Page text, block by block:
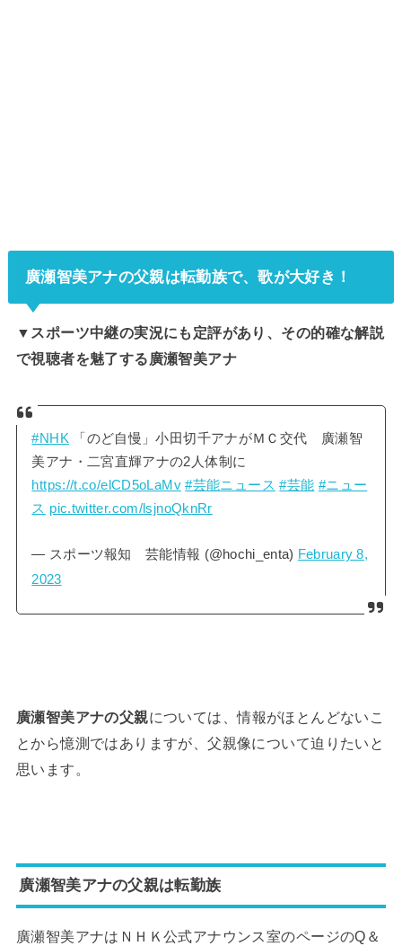
廣瀬智美アナの父親は転勤族で、歌が大好き！
▼スポーツ中継の実況にも定評があり、その的確な解説
で視聴者を魅了する廣瀬智美アナ
#NHK「のど自慢」小田切千アナがＭＣ交代 廣瀬智
美アナ・二宮直輝アナの2人体制に
https://t.co/elCD5oLaMv #芸能ニュース #芸能 #ニュー
ス pic.twitter.com/lsjnoQknRr
— スポーツ報知 芸能情報 (@hochi_enta) February 8,
2023
廣瀬智美アナの父親については、情報がほとんどないこ
とから憶測ではありますが、父親像について迫りたいと
思います。
廣瀬智美アナの父親は転勤族
廣瀬智美アナはＮＨＫ公式アナウンス室のページのQ＆